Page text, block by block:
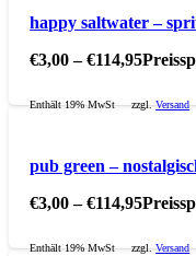
happy saltwater –
€3,00 –€114,95
Enthält 19% MwSt zzgl.Versand
pub green –
€3,00 –€114,95
Enthält 19% MwSt zzgl.Versand